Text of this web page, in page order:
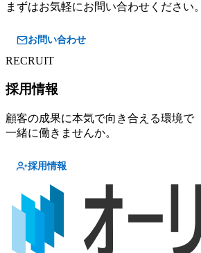
まずはお気軽にお問い合わせください。
お問い合わせ
RECRUIT
採用情報
顧客の成果に本気で向き合える環境で
一緒に働きませんか。
採用情報